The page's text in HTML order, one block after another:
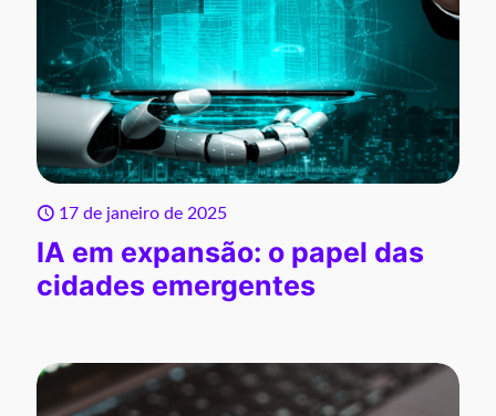
17 de janeiro de 2025
IA em expansão: o papel das
cidades emergentes